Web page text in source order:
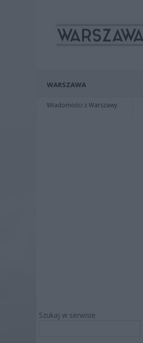
WARSZAWA
Wiadomości z Warszawy
Szukaj w serwisie